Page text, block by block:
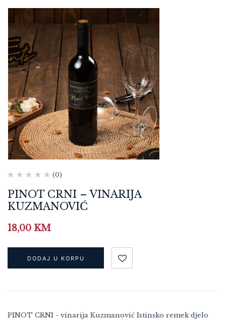
(0)
PINOT CRNI – VINARIJA
KUZMANOVIĆ
18,00 KM
DODAJ U KORPU
PINOT CRNI - vinarija Kuzmanović Istinsko remek djelo